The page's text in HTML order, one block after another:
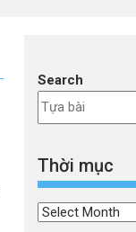
Search
Thời mục
Thời